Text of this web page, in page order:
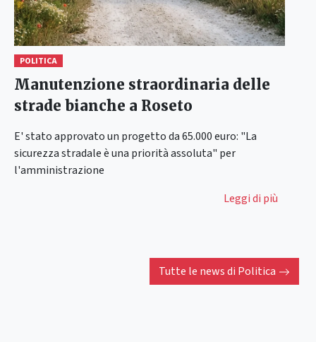
POLITICA
Manutenzione straordinaria delle
strade bianche a Roseto
E' stato approvato un progetto da 65.000 euro: "La
sicurezza stradale è una priorità assoluta" per
l'amministrazione
Leggi di più
Tutte le news di Politica